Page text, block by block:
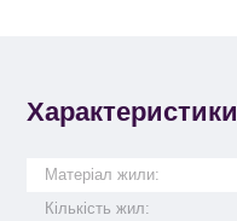
Характеристики
Матеріал жили:
Кількість жил: